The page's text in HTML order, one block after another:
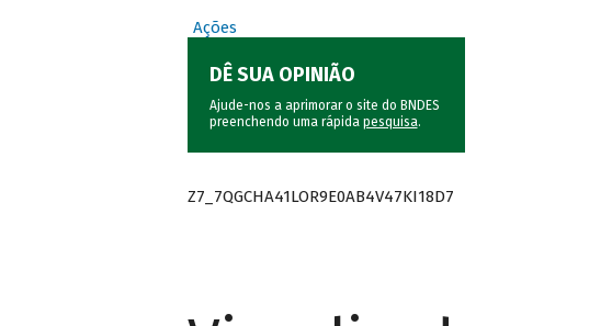
Ações
DÊ SUA OPINIÃO
Ajude-nos a aprimorar o site do BNDES
preenchendo uma rápida pesquisa.
Z7_7QGCHA41LOR9E0AB4V47KI18D7